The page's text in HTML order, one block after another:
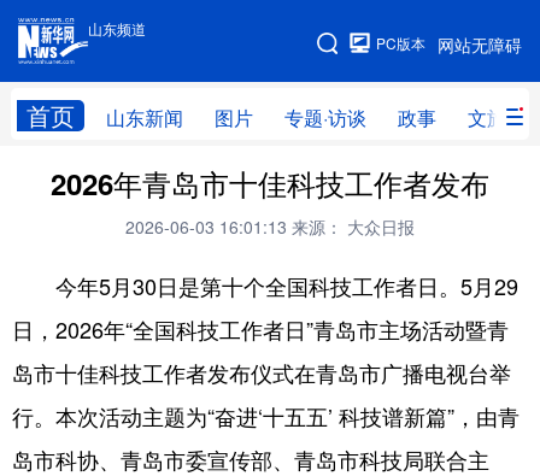
山东频道
网站无障碍
PC版本
首页 山东新闻 图片 专题·访谈 政事 文旅
手机版
网站地图
学习进行时 高层 时政 人事
财经 网评
台湾 思客智库 全球连线 教育
科技 科普 体育 文化
健康 军事 访谈 视频
图片 中央文件 金融 汽车
2026年青岛市十佳科技工作者发布
2026-06-03 16:01:13 来源： 大众日报
今年5月30日是第十个全国科技工作者日。5月29
日，2026年“全国科技工作者日”青岛市主场活动暨青
岛市十佳科技工作者发布仪式在青岛市广播电视台举
行。本次活动主题为“奋进‘十五五’ 科技谱新篇”，由青
岛市科协、青岛市委宣传部、青岛市科技局联合主